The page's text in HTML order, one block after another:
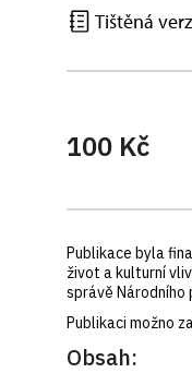
Tištěná
100 Kč
Publikace byla
život a kulturní
správě Národního
Publikaci možno
Obsah: